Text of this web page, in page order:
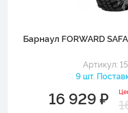
Барнаул FORWARD
Артикул:
9 шт.
16 929 ₽